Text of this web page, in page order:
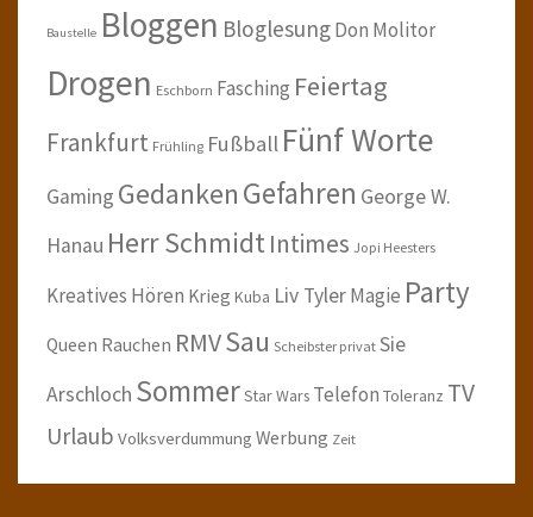
Baustelle Bloggen BloglesungDon Molitor
Drogen Eschborn Fasching Feiertag
Frankfurt Frühling Fußball Fünf Worte
Gaming GedankenGefahren George W.
Hanau Herr SchmidtIntimes Jopi Heesters
Kreatives Hören Krieg Kuba Liv TylerMagie Party
Queen Rauchen RMVSau Scheibster privat Sie
Arschloch SommerStar Wars Telefon Toleranz TV
Urlaub Volksverdummung Werbung Zeit